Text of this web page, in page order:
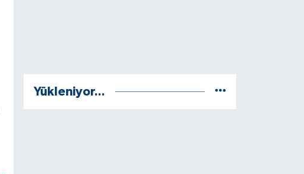
Yükleniyor...